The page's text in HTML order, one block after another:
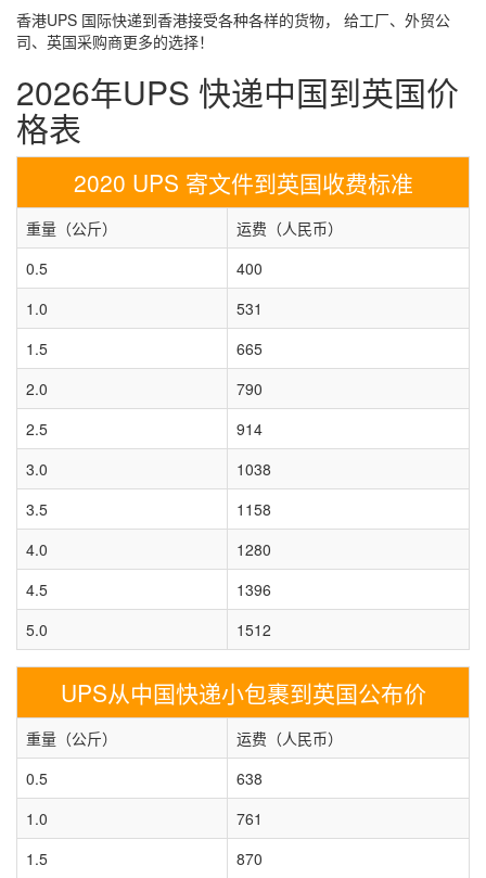
香港UPS 国际快递到香港接受各种各样的货物， 给工厂、外贸公
司、英国采购商更多的选择！
2026年UPS 快递中国到英国价
格表
2020 UPS 寄文件到英国收费标准
重量（公斤）
运费（人民币）
0.5
400
1.0
531
1.5
665
2.0
790
2.5
914
3.0
1038
3.5
1158
4.0
1280
4.5
1396
5.0
1512
UPS从中国快递小包裹到英国公布价
重量（公斤）
运费（人民币）
0.5
638
1.0
761
1.5
870